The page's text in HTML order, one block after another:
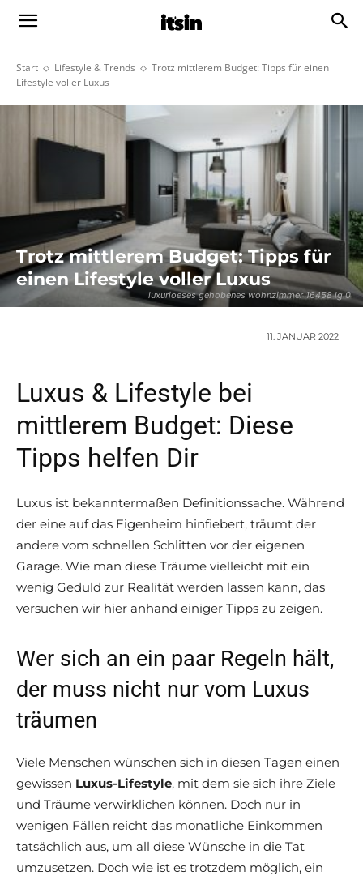
Start Lifestyle & Trends
Trotz mittlerem Budget: Tipps für einen
Lifestyle voller Luxus
luxurioeses gehobenes wohnzimmer 16458 lg 0
Trotz mittlerem Budget: Tipps für
einen Lifestyle voller Luxus
11. JANUAR 2022
Luxus & Lifestyle bei
mittlerem Budget: Diese
Tipps helfen Dir
Luxus ist bekanntermaßen Definitionssache. Während
der eine auf das Eigenheim hinfiebert, träumt der
andere vom schnellen Schlitten vor der eigenen
Garage. Wie man diese Träume vielleicht mit ein
wenig Geduld zur Realität werden lassen kann, das
versuchen wir hier anhand einiger Tipps zu zeigen.
Wer sich an ein paar Regeln hält,
der muss nicht nur vom Luxus
träumen
Viele Menschen wünschen sich in diesen Tagen einen
gewissen Luxus-Lifestyle, mit dem sie sich ihre Ziele
und Träume verwirklichen können. Doch nur in
wenigen Fällen reicht das monatliche Einkommen
tatsächlich aus, um all diese Wünsche in die Tat
umzusetzen. Doch wie ist es trotzdem möglich, ein